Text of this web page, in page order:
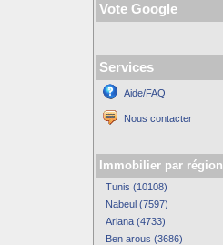
Vote Google
Services
Aide/FAQ
Nous contacter
Immobilier par région
Tunis (10108)
Nabeul (7597)
Ariana (4733)
Ben arous (3686)